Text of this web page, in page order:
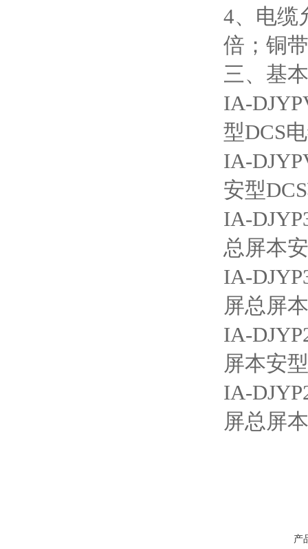
4、电缆
倍；铜
三、基
IA-
型DCS
IA-
安型
IA-
总屏本
IA-
屏总屏
IA-
屏本安
IA-
屏总屏
产